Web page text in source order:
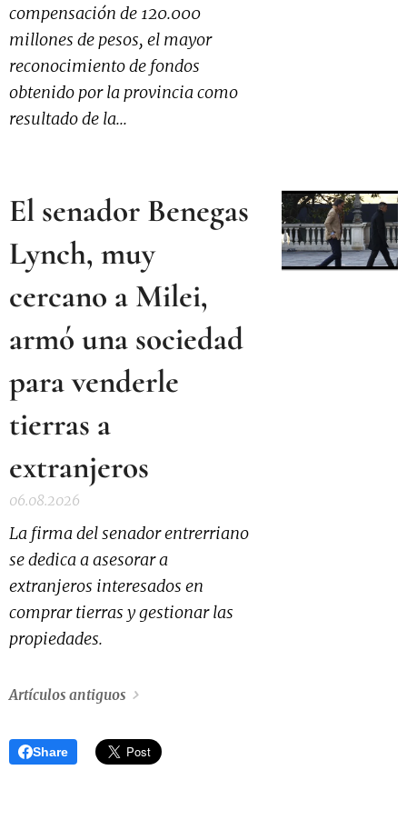
compensación de 120.000
millones de pesos, el mayor
reconocimiento de fondos
obtenido por la provincia como
resultado de la...
El senador Benegas
Lynch, muy
cercano a Milei,
armó una sociedad
para venderle
tierras a
extranjeros
06.08.2026
La firma del senador entrerriano
se dedica a asesorar a
extranjeros interesados en
comprar tierras y gestionar las
propiedades.
Artículos antiguos
Share